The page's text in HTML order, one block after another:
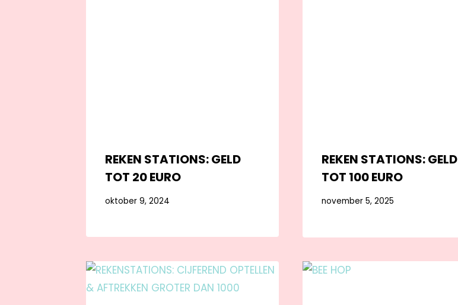
REKEN STATIONS: GELD
TOT 20 EURO
oktober 9, 2024
REKEN STATIONS: GELD
TOT 100 EURO
november 5, 2025